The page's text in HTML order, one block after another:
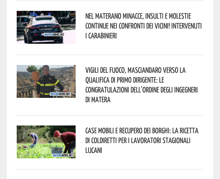
Nel materano minacce, insulti e molestie
continue nei confronti dei vicini! Intervenuti
i Carabinieri
Vigili del Fuoco, Masciandaro verso la
qualifica di Primo Dirigente: le
congratulazioni dell’Ordine degli Ingegneri
di Matera
Case mobili e recupero dei borghi: la ricetta
di Coldiretti per i lavoratori stagionali
lucani